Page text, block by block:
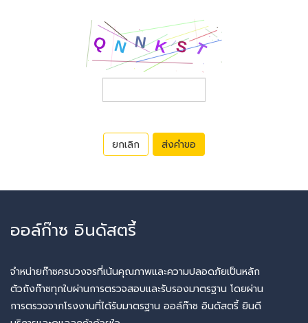
ยกเลิก ส่งคำขอ
ออล์ก๊าซ อินดัสตรี้
จำหน่ายก๊าซครบวงจรที่เน้นคุณภาพและความปลอดภัยเป็นหลัก
ตัวถังก๊าซทุกใบผ่านการตรวจสอบและรับรองมาตรฐาน โดยผ่าน
การตรวจจากโรงงานที่ได้รับมาตรฐาน ออล์ก๊าซ อินดัสตรี้ ยินดี